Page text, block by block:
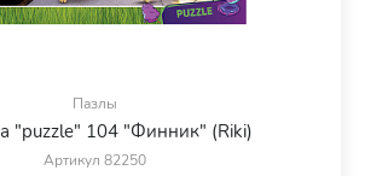
Пазлы
"puzzle" 104 "Финник" (Riki)
Артикул 82250